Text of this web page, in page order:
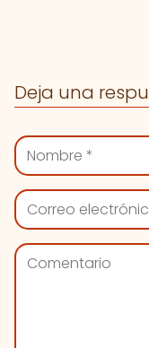
Deja una